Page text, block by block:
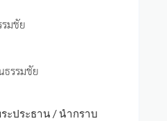
มชัย
รรมชัย
ะประธาน / นำกราบ